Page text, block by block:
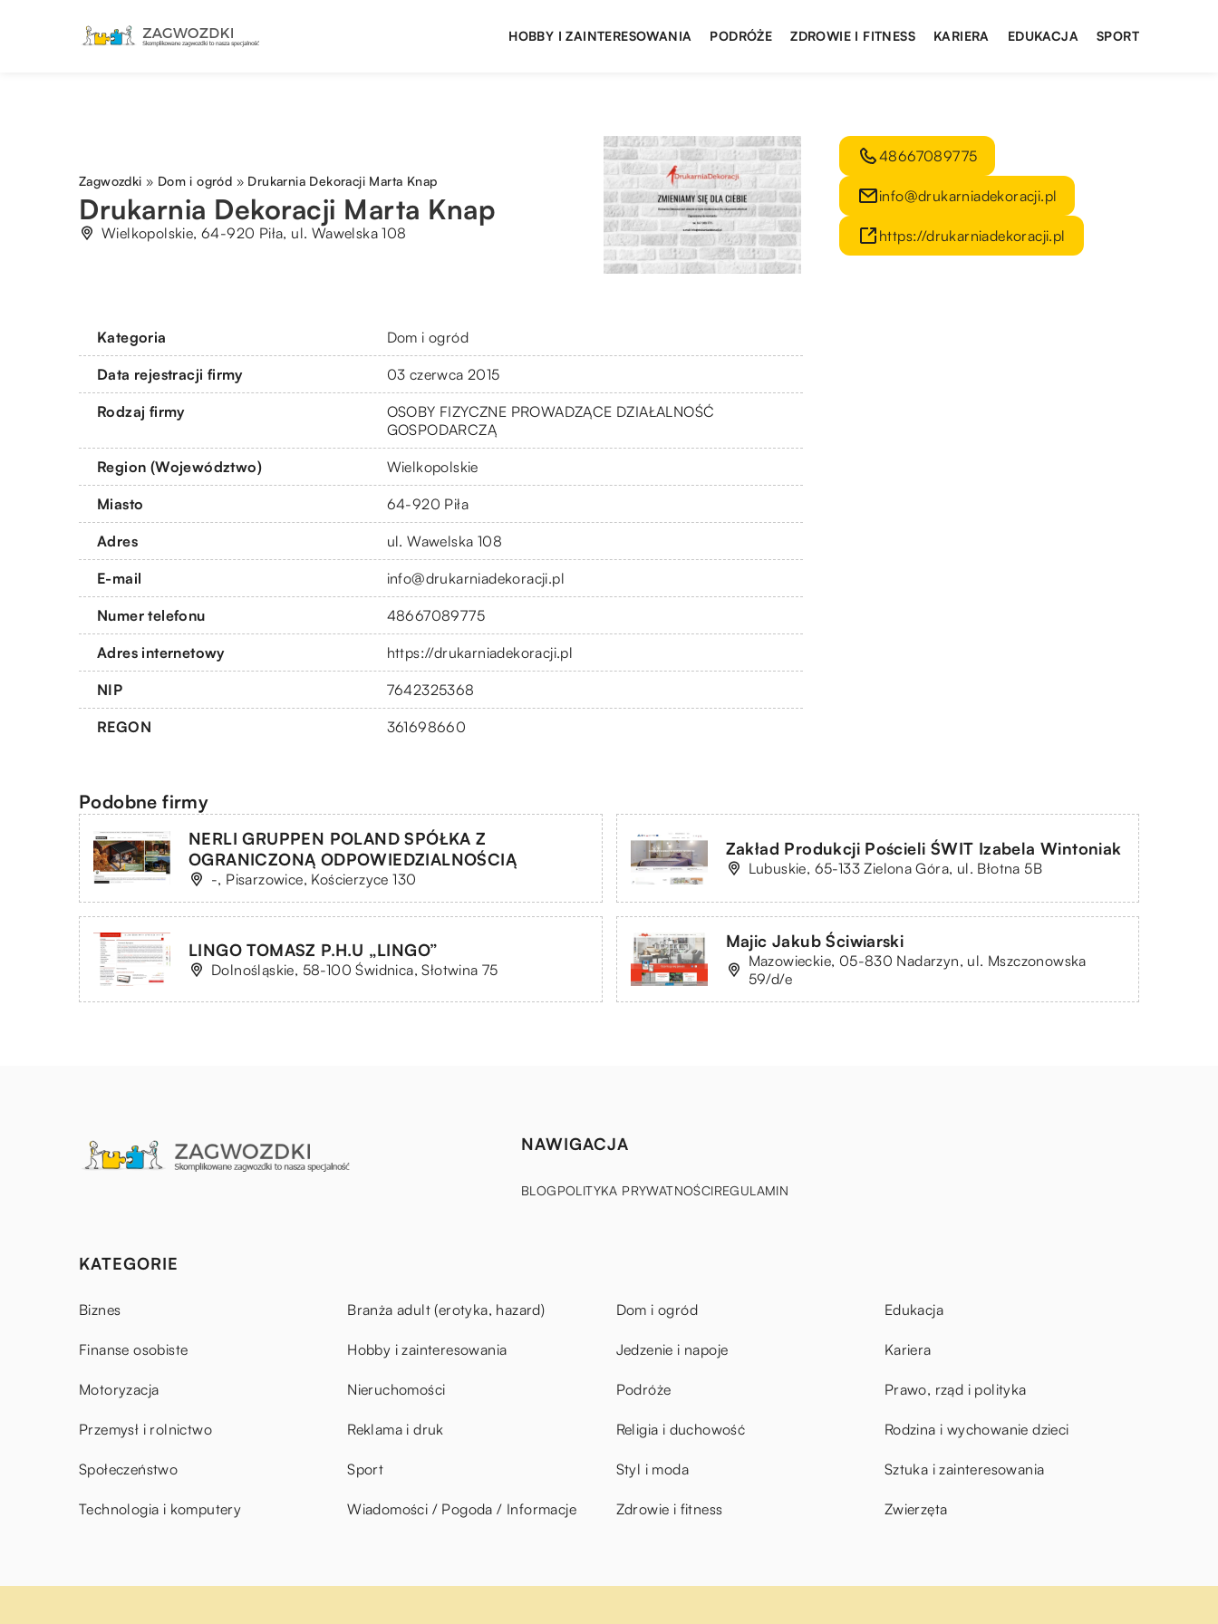
HOBBY I ZAINTERESOWANIA PODRÓŻE ZDROWIE I FITNESS KARIERA EDUKACJA SPORT
Zagwozdki » Dom i ogród » Drukarnia Dekoracji Marta Knap
Drukarnia Dekoracji Marta Knap
Wielkopolskie, 64-920 Piła, ul. Wawelska 108
Kategoria Dom i ogród
Data rejestracji firmy 03 czerwca 2015
Rodzaj firmy
OSOBY FIZYCZNE PROWADZĄCE DZIAŁALNOŚĆ
GOSPODARCZĄ
Region (Województwo) Wielkopolskie
Miasto 64-920 Piła
Adres ul. Wawelska 108
E-mail info@drukarniadekoracji.pl
Numer telefonu 48667089775
Adres internetowy https://drukarniadekoracji.pl
NIP 7642325368
REGON 361698660
48667089775
info@drukarniadekoracji.pl
https://drukarniadekoracji.pl
Podobne firmy
NERLI GRUPPEN POLAND SPÓŁKA Z
OGRANICZONĄ ODPOWIEDZIALNOŚCIĄ
-, Pisarzowice, Kościerzyce 130
Zakład Produkcji Pościeli ŚWIT Izabela Wintoniak
Lubuskie, 65-133 Zielona Góra, ul. Błotna 5B
LINGO TOMASZ P.H.U „LINGO”
Dolnośląskie, 58-100 Świdnica, Słotwina 75
Majic Jakub Ściwiarski
Mazowieckie, 05-830 Nadarzyn, ul. Mszczonowska
59/d/e
NAWIGACJA
BLOGPOLITYKA PRYWATNOŚCIREGULAMIN
KATEGORIE
Biznes Branża adult (erotyka, hazard) Dom i ogród Edukacja
Finanse osobiste Hobby i zainteresowania Jedzenie i napoje Kariera
Motoryzacja Nieruchomości Podróże Prawo, rząd i polityka
Przemysł i rolnictwo Reklama i druk Religia i duchowość Rodzina i wychowanie dzieci
Społeczeństwo Sport Styl i moda Sztuka i zainteresowania
Technologia i komputery Wiadomości / Pogoda / Informacje Zdrowie i fitness Zwierzęta